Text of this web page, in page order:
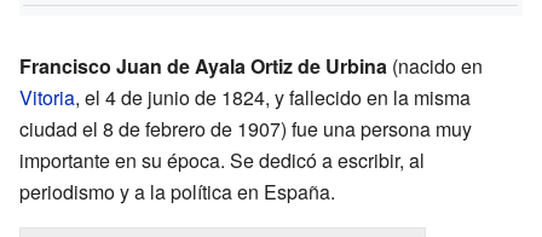
Francisco Juan de Ayala Ortiz de Urbina (nacido en
Vitoria, el 4 de junio de 1824, y fallecido en la misma
ciudad el 8 de febrero de 1907) fue una persona muy
importante en su época. Se dedicó a escribir, al
periodismo y a la política en España.